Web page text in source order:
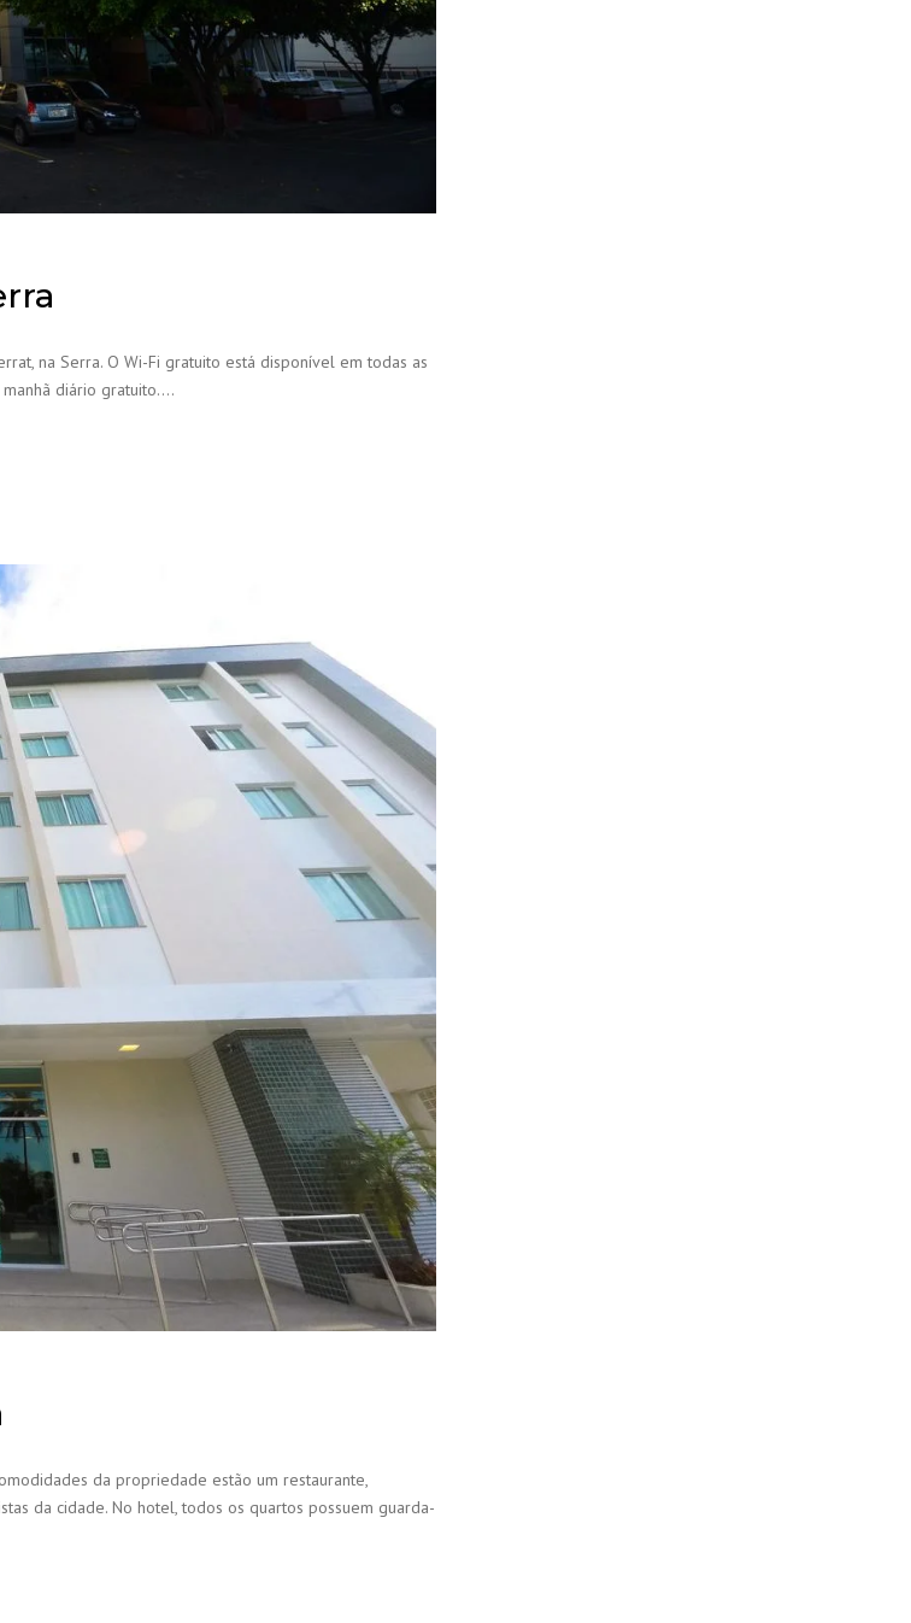
na Serra. O Wi-Fi gratuito está disponível em todas as
diário gratuito….
da propriedade estão um restaurante,
da cidade. No hotel, todos os quartos possuem guarda-